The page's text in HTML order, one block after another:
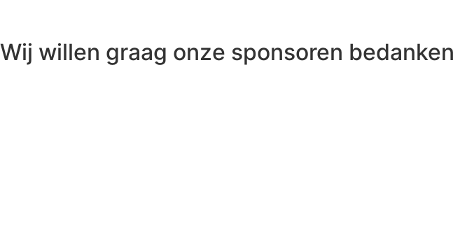
Wij willen graag onze sponsoren bedanken